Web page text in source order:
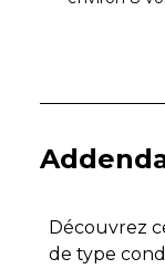
Découvrez
de type